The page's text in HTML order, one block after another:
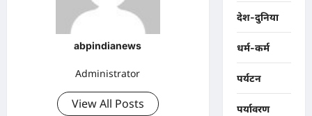
abpindianews
Administrator
View All Posts
देश-दुनिया
धर्म-कर्म
पर्यटन
पर्यावरण